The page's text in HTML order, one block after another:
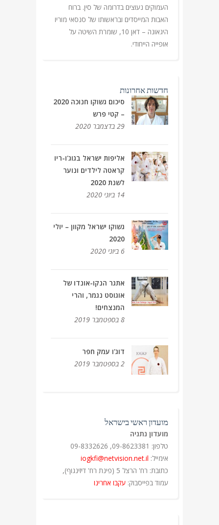
העמוקים נעוצים בדרומה של סין. ברוח
האבות המייסדים ובראשותו של סנסאי מוריו
היגאונה – דאן 10, שומרת השיטה על
אופייה הייחודי.
חדשות אחרונות
סיכום גשוקו חנוכה 2020
– קטי פרש
29 בדצמבר 2020
אליפות ישראל בגוג'ו-ריו
קראטה לילדים ונוער
לשנת 2020
14 ביוני 2020
גשוקו ישראל מקוון – יולי
2020
6 ביוני 2020
אתגר הנקו-אונדו של
אוגוסט נגמר, והרי
המנצחים!
8 בספטמבר 2019
דוג'ו עמק חפר
2 בספטמבר 2019
מועדון ראשי בישראל
מועדון נתניה
טלפון: 09-8623381, 09-8332626
אימייל: iogkfi@netvision.net.il
כתובת: רח' הרצל 5 (פינת רח' דיזינגוף),
עמוד בפייסבוק: עקבו אחרינו